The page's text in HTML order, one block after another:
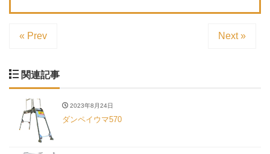
« Prev Next »
関連記事
2023年8月24日
ダンペイウマ570